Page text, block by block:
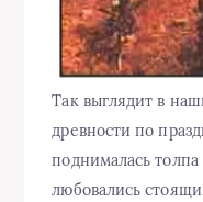
Так выглядит в
древности по
поднималась
любовались